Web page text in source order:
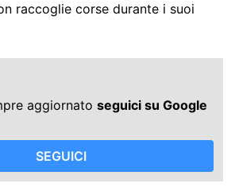
raccoglie corse durante i suoi
aggiornato seguici su Google
SEGUICI